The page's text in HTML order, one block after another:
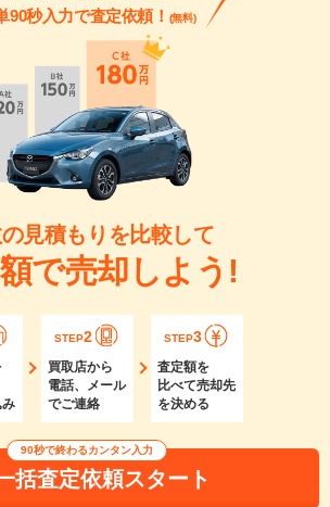
90秒入力で査定依頼！ (無料)
見積もりを比較して
で売却しよう!
STEP2
買取店から
電話、メール
でご連絡
STEP3
査定額を
比べて売却先
を決める
90秒で終わるカンタン入力
括査定依頼スタート